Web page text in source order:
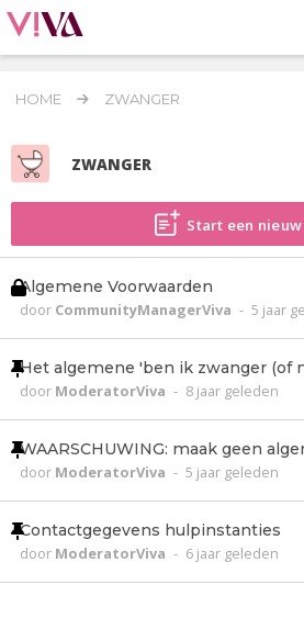
HOME ZWANGER
ZWANGER
Start een
Algemene Voorwaarden
door CommunityManagerViva - 5 jaar
Het algemene 'ben ik zwanger (of
door ModeratorViva - 8 jaar geleden
WAARSCHUWING: maak geen
door ModeratorViva - 5 jaar geleden
Contactgegevens hulpinstanties
door ModeratorViva - 6 jaar geleden